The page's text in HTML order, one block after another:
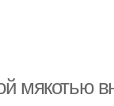
мякотью